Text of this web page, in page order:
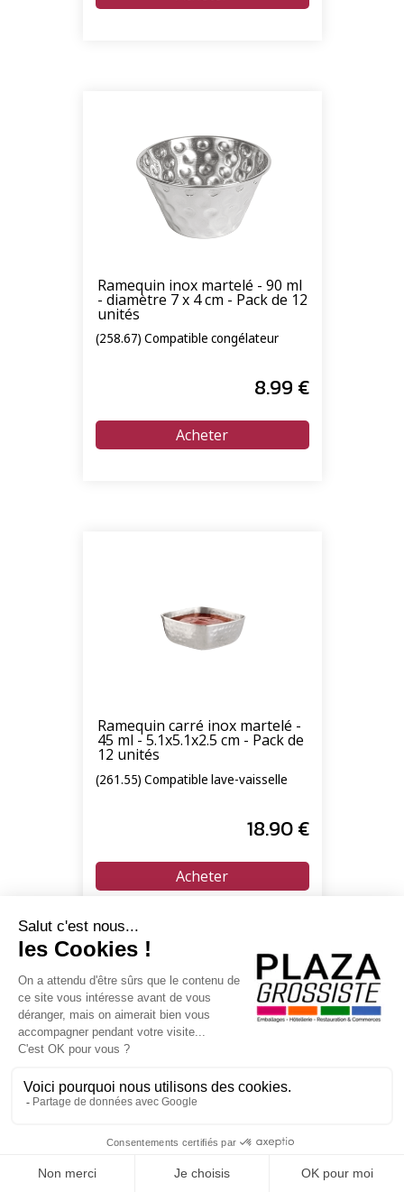
Ramequin inox martelé - 90 ml
- diamètre 7 x 4 cm - Pack de 12
unités
(258.67) Compatible congélateur
8.99 €
Ramequin carré inox martelé -
45 ml - 5.1x5.1x2.5 cm - Pack de
12 unités
(261.55) Compatible lave-vaisselle
18.90€
Ramequin carré inox martelé -
75 ml - 5.7x5.7x3.2 cm - Pack de
des fins statistiques et commerciales.
OK